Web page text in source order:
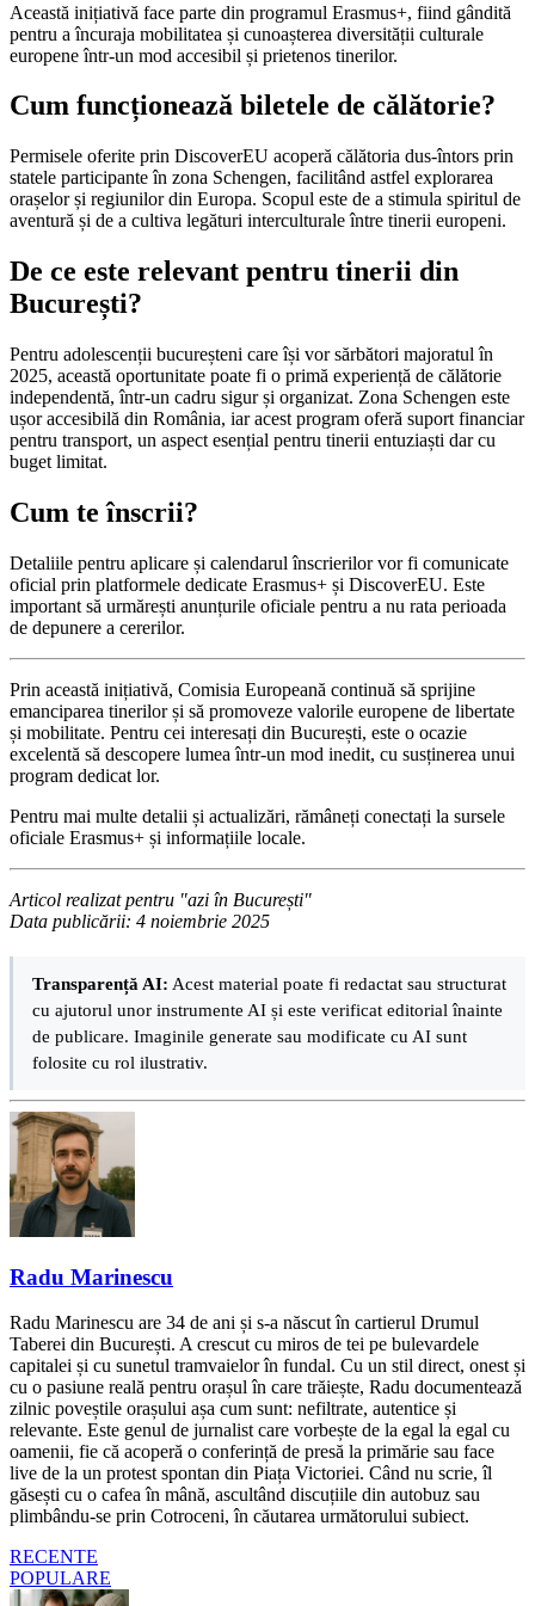
Această inițiativă face parte din programul Erasmus+, fiind gândită
pentru a încuraja mobilitatea și cunoașterea diversității culturale
europene într-un mod accesibil și prietenos tinerilor.
Cum funcționează biletele de călătorie?
Permisele oferite prin DiscoverEU acoperă călătoria dus-întors prin
statele participante în zona Schengen, facilitând astfel explorarea
orașelor și regiunilor din Europa. Scopul este de a stimula spiritul de
aventură și de a cultiva legături interculturale între tinerii europeni.
De ce este relevant pentru tinerii din
București?
Pentru adolescenții bucureșteni care își vor sărbători majoratul în
2025, această oportunitate poate fi o primă experiență de călătorie
independentă, într-un cadru sigur și organizat. Zona Schengen este
ușor accesibilă din România, iar acest program oferă suport financiar
pentru transport, un aspect esențial pentru tinerii entuziaști dar cu
buget limitat.
Cum te înscrii?
Detaliile pentru aplicare și calendarul înscrierilor vor fi comunicate
oficial prin platformele dedicate Erasmus+ și DiscoverEU. Este
important să urmărești anunțurile oficiale pentru a nu rata perioada
de depunere a cererilor.
Prin această inițiativă, Comisia Europeană continuă să sprijine
emanciparea tinerilor și să promoveze valorile europene de libertate
și mobilitate. Pentru cei interesați din București, este o ocazie
excelentă să descopere lumea într-un mod inedit, cu susținerea unui
program dedicat lor.
Pentru mai multe detalii și actualizări, rămâneți conectați la sursele
oficiale Erasmus+ și informațiile locale.
Articol realizat pentru "azi în București"
Data publicării: 4 noiembrie 2025
Transparență AI: Acest material poate fi redactat sau structurat
cu ajutorul unor instrumente AI și este verificat editorial înainte
de publicare. Imaginile generate sau modificate cu AI sunt
folosite cu rol ilustrativ.
Radu Marinescu
Radu Marinescu are 34 de ani și s-a născut în cartierul Drumul
Taberei din București. A crescut cu miros de tei pe bulevardele
capitalei și cu sunetul tramvaielor în fundal. Cu un stil direct, onest și
cu o pasiune reală pentru orașul în care trăiește, Radu documentează
zilnic poveștile orașului așa cum sunt: nefiltrate, autentice și
relevante. Este genul de jurnalist care vorbește de la egal la egal cu
oamenii, fie că acoperă o conferință de presă la primărie sau face
live de la un protest spontan din Piața Victoriei. Când nu scrie, îl
găsești cu o cafea în mână, ascultând discuțiile din autobuz sau
plimbându-se prin Cotroceni, în căutarea următorului subiect.
RECENTE
POPULARE